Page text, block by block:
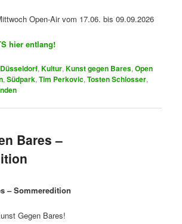
Open-Air vom 17.06. bis 09.09.2026
hier entlang!
Düsseldorf,Kultur,Kunst gegen Bares,Open
,Südpark,Tim Perkovic,Tosten Schlosser,
Bares –
– Sommeredition
Gegen Bares!